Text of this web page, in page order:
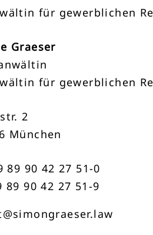
für gewerblichen
Graeser
für gewerblichen
2
München
89 90 42 27 51-0
89 90 42 27 51-9